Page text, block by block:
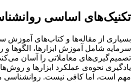
تکنیک‌های اساسی
بسیاری از مقاله‌ها و کتاب‌های آموزش
سرمایه شامل آموزش ابزارها، الگوها
تصمیم‌گیری‌های معاملاتی را آسان‌
یادگیری نحوه‌ی عملکرد ابزارها و
مهم است، اما کافی نیست. روانشناسی